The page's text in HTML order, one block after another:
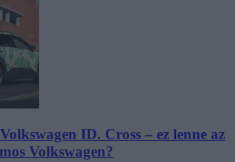
ID. Cross – ez lenne az
Volkswagen?